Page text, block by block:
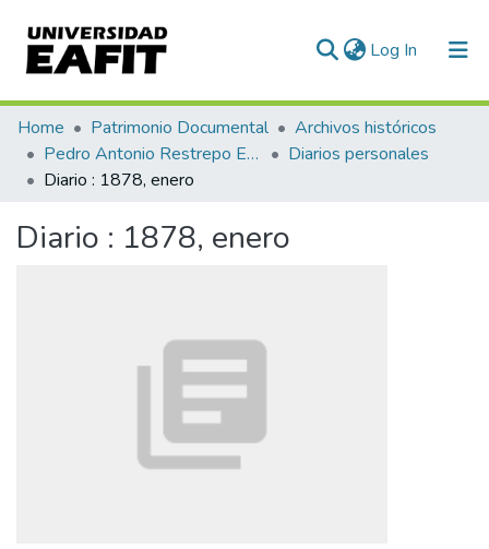
Log In (current)
Communities & Collections
All of DSpace
Home Patrimonio Documental
Archivos históricos
Pedro Antonio Restrepo Escovar
Diarios personales
Diario : 1878, enero
Diario : 1878, enero